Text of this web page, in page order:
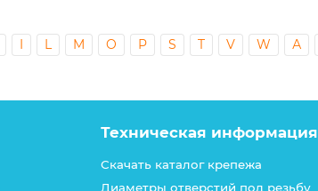
I L M O P S T V W А
Техническая информация
Скачать каталог крепежа
Диаметры отверстий под резьбу